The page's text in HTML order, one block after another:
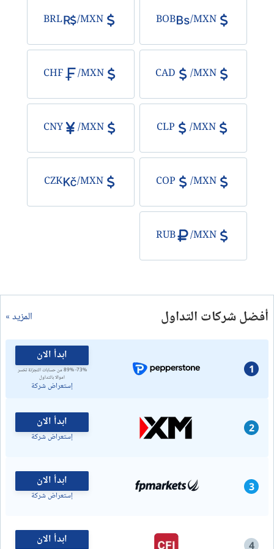
MXN
/
BOB
MXN
/
BRL
MXN
/
CAD
MXN
/
CHF
MXN
/
CLP
MXN
/
CNY
MXN
/
COP
MXN
/
CZK
MXN
/
RUB
أفضل شركات التداول المزيد »
1
ابدأ الان
73%- 89% من حسابات التجزئة تخسر
اموالا بالتداول
إستعراض شركة
2 ابدأ الان
إستعراض شركة
3 ابدأ الان
إستعراض شركة
ابدأ الان